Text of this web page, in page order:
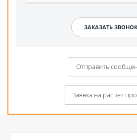
Отправить
Заявка на расчет